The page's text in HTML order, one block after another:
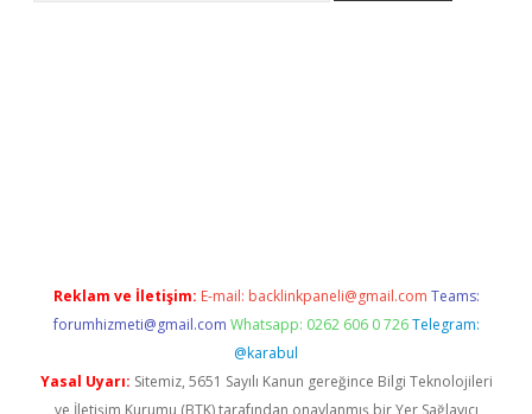
Reklam ve İletişim: E-mail: backlinkpaneli@gmail.com Teams:
forumhizmeti@gmail.com Whatsapp: 0262 606 0 726 Telegram:
@karabul
Yasal Uyarı: Sitemiz, 5651 Sayılı Kanun gereğince Bilgi Teknolojileri
ve İletişim Kurumu (BTK) tarafından onaylanmış bir Yer Sağlayıcı